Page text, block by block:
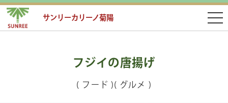
サンリーカリーノ菊陽
フジイの唐揚げ
( フード )( グルメ )